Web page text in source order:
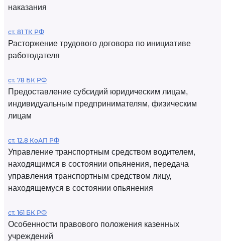
наказания
ст. 81 ТК РФ
Расторжение трудового договора по инициативе
работодателя
ст. 78 БК РФ
Предоставление субсидий юридическим лицам,
индивидуальным предпринимателям, физическим
лицам
ст. 12.8 КоАП РФ
Управление транспортным средством водителем,
находящимся в состоянии опьянения, передача
управления транспортным средством лицу,
находящемуся в состоянии опьянения
ст. 161 БК РФ
Особенности правового положения казенных
учреждений